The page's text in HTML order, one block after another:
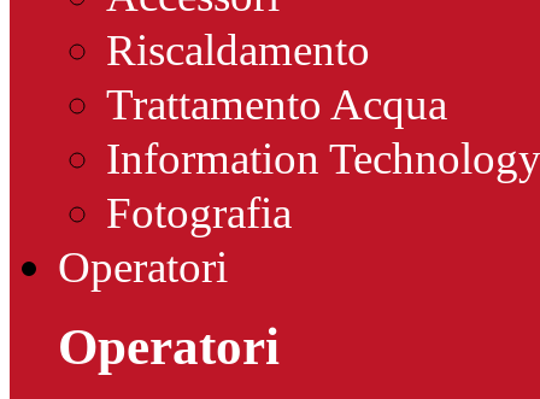
Riscaldamento
Trattamento Acqua
Information Technology
Fotografia
Operatori
Operatori